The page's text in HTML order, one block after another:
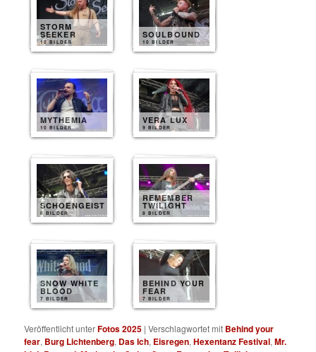
STORM
SEEKER
10 BILDER
SOULBOUND
10 BILDER
MYTHEMIA
10 BILDER
VERA LUX
9 BILDER
SCHOENGEIST
8 BILDER
REMEMBER
TWILIGHT
8 BILDER
SNOW WHITE
BLOOD
7 BILDER
BEHIND YOUR
FEAR
7 BILDER
Veröffentlicht unterFotos 2025 |Verschlagwortet mit Behind your
fear, Burg Lichtenberg, Das Ich, Eisregen,Hexentanz Festival,Mr.